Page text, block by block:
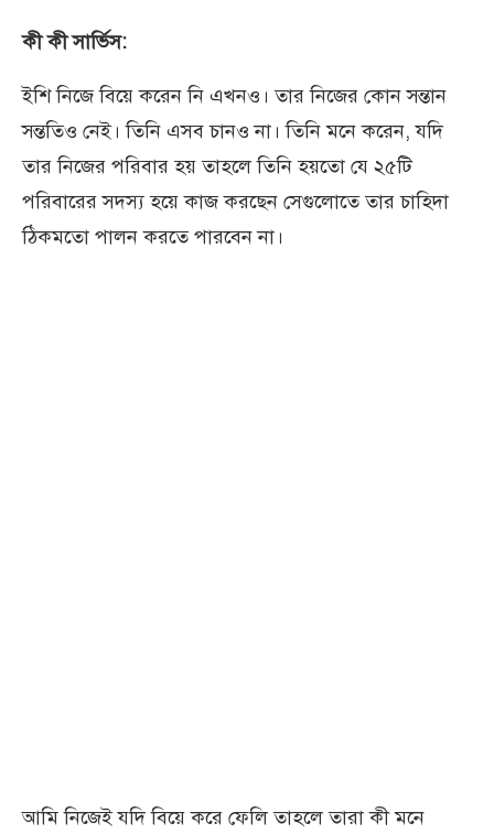
কী কী সার্ভিস:
ইশি নিজে বিয়ে করেন নি এখনও। তার নিজের কোন সন্তান
সন্ততিও নেই। তিনি এসব চানও না। তিনি মনে করেন, যদি
তার নিজের পরিবার হয় তাহলে তিনি হয়তো যে ২৫টি
পরিবারের সদস্য হয়ে কাজ করছেন সেগুলোতে তার চাহিদা
ঠিকমতো পালন করতে পারবেন না।
আমি নিজেই যদি বিয়ে করে ফেলি তাহলে তারা কী মনে